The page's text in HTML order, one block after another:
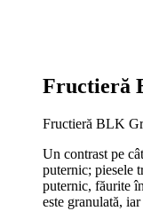
Fructieră
Fructieră BLK
Un contrast pe
puternic; piesele
puternic, făurite
este granulată,